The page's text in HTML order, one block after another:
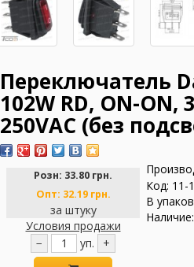
Переключатель
102W RD, ON-ON,
250VAC (без
Розн: 33.80 грн.
Опт: 32.19 грн.
за штуку
Условия продажи
−
уп. +
Код: 11-
В